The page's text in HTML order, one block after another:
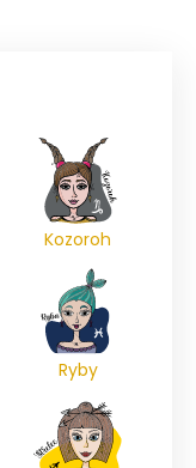
Kozoroh
Ryby